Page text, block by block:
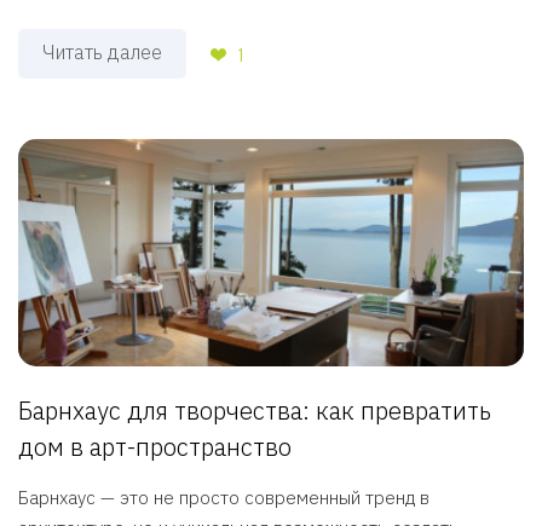
Читать далее 1
Барнхаус для творчества: как превратить
дом в арт-пространство
Барнхаус — это не просто современный тренд в